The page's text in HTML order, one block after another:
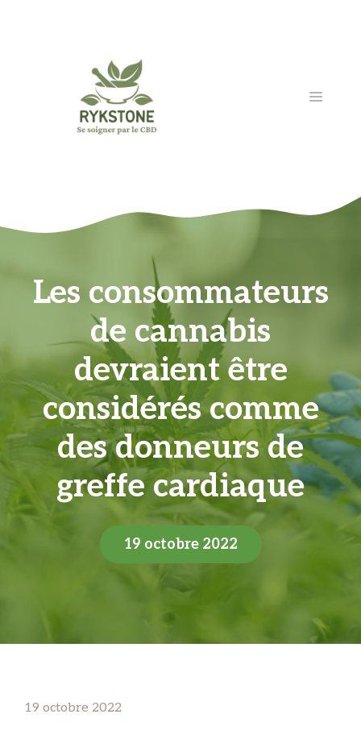
MENU
Les consommateurs
de cannabis
devraient être
considérés comme
des donneurs de
greffe cardiaque
19 octobre 2022
19 octobre 2022